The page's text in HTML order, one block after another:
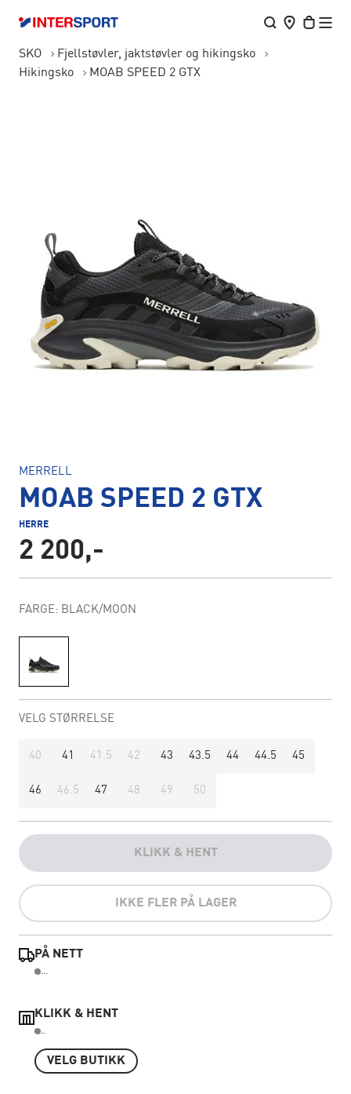
SKO
Fjellstøvler, jaktstøvler og hikingsko
Hikingsko
MOAB SPEED 2 GTX
MERRELL
MOAB SPEED 2 GTX
HERRE
2 200,-
FARGE: BLACK/MOON
VELG STØRRELSE
40 41 41.5 42 43 43.5 44 44.5 45
46 46.5 47 48 49 50
KLIKK & HENT
IKKE FLER PÅ LAGER
PÅ NETT
...
KLIKK & HENT
..
VELG BUTIKK